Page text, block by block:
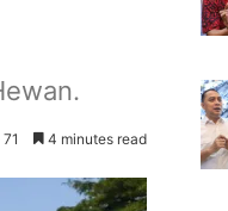
71 4 minutes read